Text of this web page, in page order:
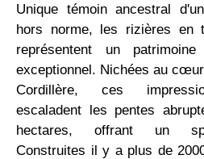
Unique témoin ancestral
hors norme, les rizières en
représentent un
exceptionnel. Nichées au
Cordillère, ces
escaladent les pentes
hectares, offrant un
Construites il y a plus de